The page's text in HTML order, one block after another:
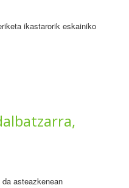
ikastarorik eskainiko
asteazkenean